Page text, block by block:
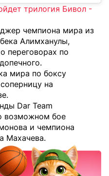
трилогия Бивол -
чемпиона мира из
Алимханулы,
о переговорах по
мира по боксу
на
Dar Team
возможном бое
и чемпиона
Махачева.